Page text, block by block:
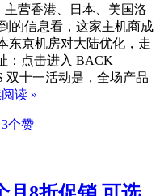
营香港、日本、美国洛
的信息看，这家主机商成
东京机房对大陆优化，走
：点击进入 BACK
双十一活动是，全场产品
读 »
3个赞